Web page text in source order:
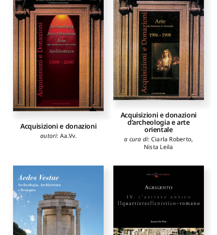
Acquisizioni e donazioni
autori: Aa.Vv.
Acquisizioni e donazioni
d’archeologia e arte
orientale
a cura di: Ciarla Roberto,
Nista Leila